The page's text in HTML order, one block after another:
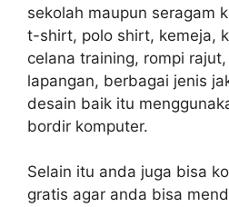
sekolah maupun seragam
t-shirt, polo shirt, kemeja,
celana training, rompi
lapangan, berbagai jenis
desain baik itu
bordir komputer.
Selain itu anda juga bisa
gratis agar anda bisa